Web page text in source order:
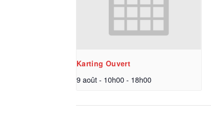
Karting Ouvert
9 août - 10h00- 18h00